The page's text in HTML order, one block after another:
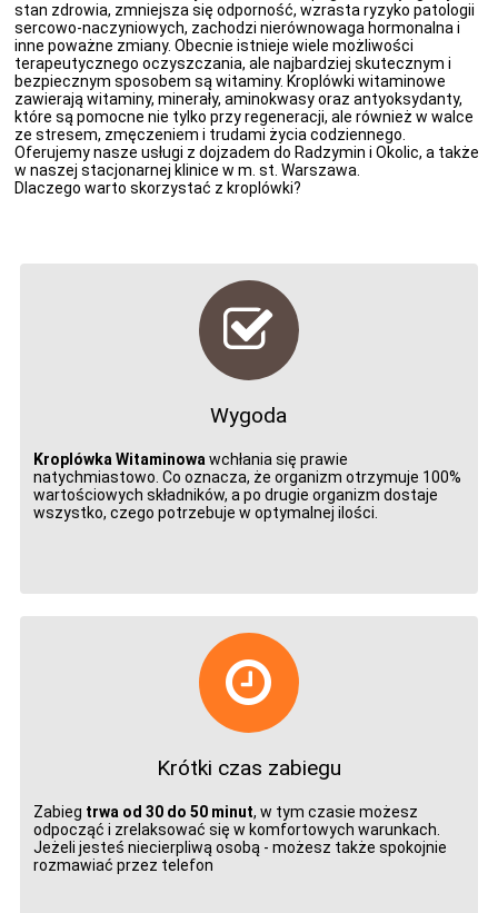
stan zdrowia, zmniejsza się odporność, wzrasta ryzyko patologii
sercowo-naczyniowych, zachodzi nierównowaga hormonalna i
inne poważne zmiany. Obecnie istnieje wiele możliwości
terapeutycznego oczyszczania, ale najbardziej skutecznym i
bezpiecznym sposobem są witaminy. Kroplówki witaminowe
zawierają witaminy, minerały, aminokwasy oraz antyoksydanty,
które są pomocne nie tylko przy regeneracji, ale również w walce
ze stresem, zmęczeniem i trudami życia codziennego.
Oferujemy nasze usługi z dojzadem do Radzymin i Okolic, a także
w naszej stacjonarnej klinice w m. st. Warszawa.
Dlaczego warto skorzystać z kroplówki?
Wygoda
Kroplówka Witaminowa wchłania się prawie
natychmiastowo. Co oznacza, że organizm otrzymuje 100%
wartościowych składników, a po drugie organizm dostaje
wszystko, czego potrzebuje w optymalnej ilości.
Krótki czas zabiegu
Zabieg trwa od 30 do 50 minut, w tym czasie możesz
odpocząć i zrelaksować się w komfortowych warunkach.
Jeżeli jesteś niecierpliwą osobą - możesz także spokojnie
rozmawiać przez telefon